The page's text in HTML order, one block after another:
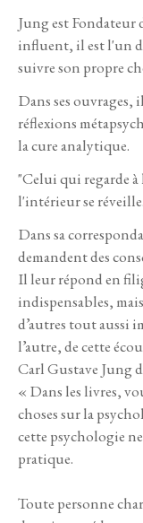
Jung est Fondateur
influent, il est l'un
suivre son propre
Dans ses ouvrages,
réflexions
la cure analytique.
"Celui qui regarde à
l'intérieur se
Dans sa
demandent des
Il leur répond en
indispensables,
d’autres tout aussi
l’autre, de cette
Carl Gustave Jung
« Dans les livres,
choses sur la
cette psychologie
pratique.
Toute personne